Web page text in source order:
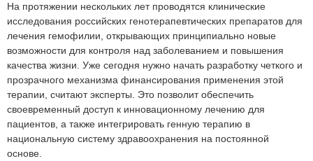
На протяжении нескольких лет проводятся клинические
исследования российских генотерапевтических препаратов для
лечения гемофилии, открывающих принципиально новые
возможности для контроля над заболеванием и повышения
качества жизни. Уже сегодня нужно начать разработку четкого и
прозрачного механизма финансирования применения этой
терапии, считают эксперты. Это позволит обеспечить
своевременный доступ к инновационному лечению для
пациентов, а также интегрировать генную терапию в
национальную систему здравоохранения на постоянной
основе.